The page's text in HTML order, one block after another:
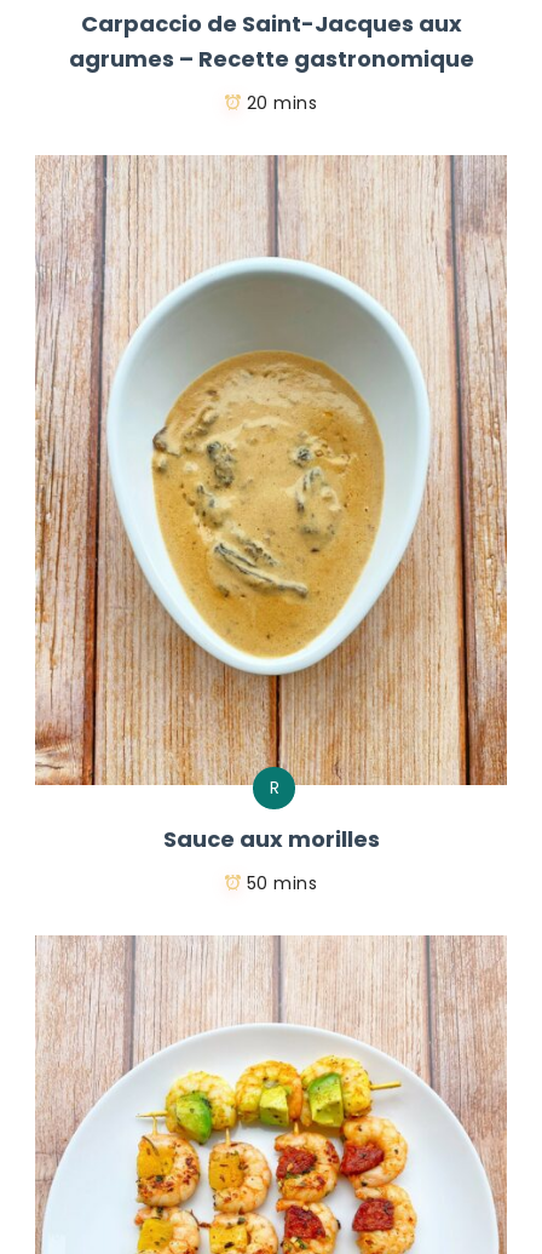
Carpaccio de Saint-Jacques aux
agrumes – Recette gastronomique
20 mins
R
Sauce aux morilles
50 mins